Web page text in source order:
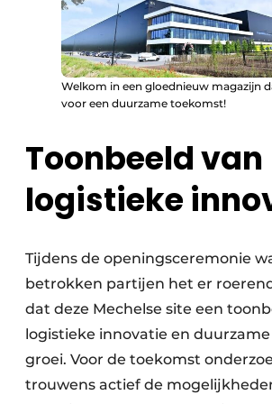
Welkom in een gloednieuw magazijn
voor een duurzame toekomst!
Toonbeeld van
logistieke
Tijdens de openingsceremonie
betrokken partijen het er
dat deze Mechelse site een
logistieke innovatie en
groei. Voor de toekomst
trouwens actief de